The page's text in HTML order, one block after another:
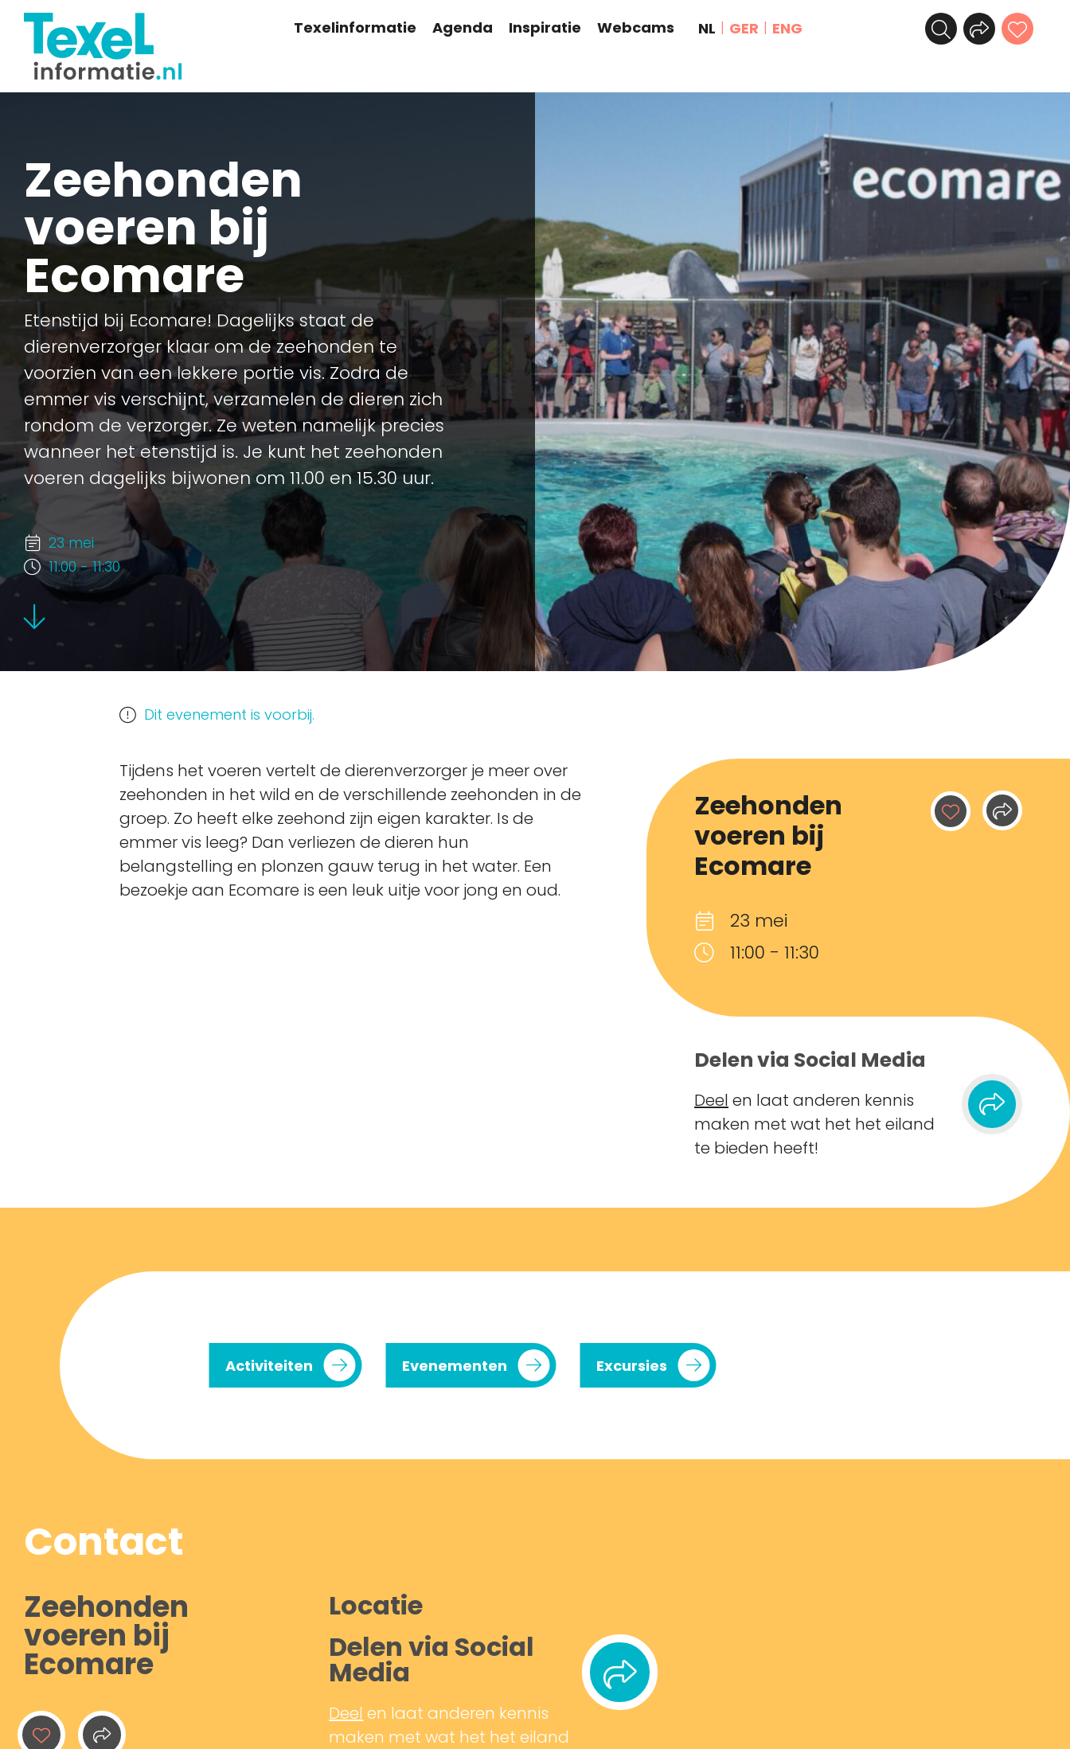
Texelinformatie Agenda Inspiratie Webcams NL GER ENG
Zeehonden
voeren bij
Ecomare
Etenstijd bij Ecomare! Dagelijks staat de
dierenverzorger klaar om de zeehonden te
voorzien van een lekkere portie vis. Zodra de
emmer vis verschijnt, verzamelen de dieren zich
rondom de verzorger. Ze weten namelijk precies
wanneer het etenstijd is. Je kunt het zeehonden
voeren dagelijks bijwonen om 11.00 en 15.30 uur.
23 mei
11:00 - 11:30
Dit evenement is voorbij.
Zeehonden
voeren bij
Ecomare
23 mei
11:00 - 11:30
Delen via Social Media
Deel en laat anderen kennis
maken met wat het het eiland
te bieden heeft!
Tijdens het voeren vertelt de dierenverzorger je meer over
zeehonden in het wild en de verschillende zeehonden in de
groep. Zo heeft elke zeehond zijn eigen karakter. Is de
emmer vis leeg? Dan verliezen de dieren hun
belangstelling en plonzen gauw terug in het water. Een
bezoekje aan Ecomare is een leuk uitje voor jong en oud.
Activiteiten Evenementen Excursies
Contact
Zeehonden
voeren bij
Ecomare
Locatie
Delen via Social
Media
Deel en laat anderen kennis
maken met wat het het eiland